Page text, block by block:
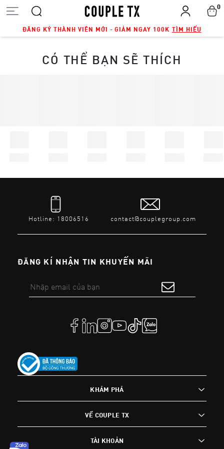
ĐĂNG KÝ THÀNH VIÊN MỚI - GIẢM NGAY 100K TÌM HIỂU
0
CÓ THỂ BẠN SẼ THÍCH
Hotline: 18006516 contact@couplegroup.com
ĐĂNG KÍ NHẬN TIN KHUYẾN MÃI
KHÁM PHÁ
VỀ COUPLE TX
TÀI KHOẢN